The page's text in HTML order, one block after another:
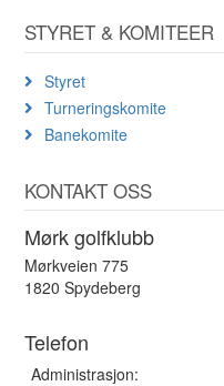
STYRET & KOMITEER
Styret
Turneringskomite
Banekomite
KONTAKT OSS
Mørk golfklubb
Mørkveien 775
1820 Spydeberg
Telefon
Administrasjon: